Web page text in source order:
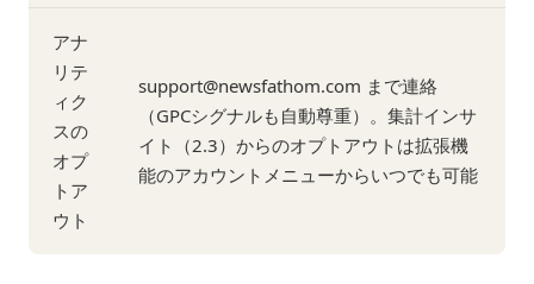
アナ
リテ
ィク
スの
オプ
トア
ウト
support@newsfathom.com まで連絡
（GPCシグナルも自動尊重）。集計インサ
イト（2.3）からのオプトアウトは拡張機
能のアカウントメニューからいつでも可能